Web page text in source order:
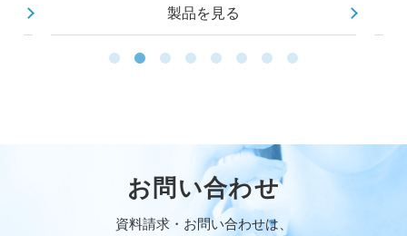
製品を見る
お問い合わせ
資料請求・お問い合わせは、